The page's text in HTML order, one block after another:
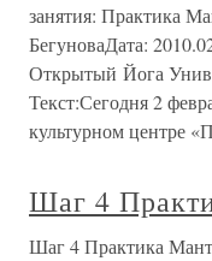
занятия: Практика
БегуноваДата:
Открытый Йога
Текст:Сегодня 2
культурном центре
Шаг 4
Шаг 4 Практика